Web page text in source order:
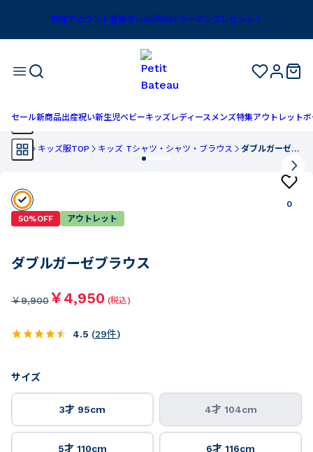
新規アカウント登録で1,100円OFFクーポンプレゼント！
セール新商品出産祝い新生児ベビーキッズ レディースメンズ特集アウトレットボ
TOP キッズ服TOP キッズ Tシャツ・シャツ・ブラウス ダブルガーゼブラウス
0
50%OFF
アウトレット
ダブルガーゼブラウス
￥9,900￥4,950 (税込)
4.5 (29件)
サイズ
3才 95cm 4才 104cm
5才 110cm 6才 116cm